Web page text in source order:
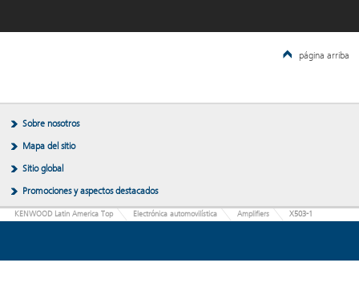
página arriba
Sobre nosotros
Mapa del sitio
Sitio global
Promociones y aspectos destacados
KENWOOD Latin America Top Electrónica automovilística Amplifiers X503-1